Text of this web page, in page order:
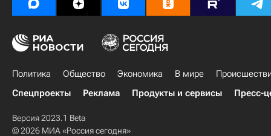
Политика Общество Экономика В мире
Спецпроекты
Реклама Продукты и сервисы Пресс-
Версия 2023.1 Beta
© 2026 МИА «Россия сегодня»